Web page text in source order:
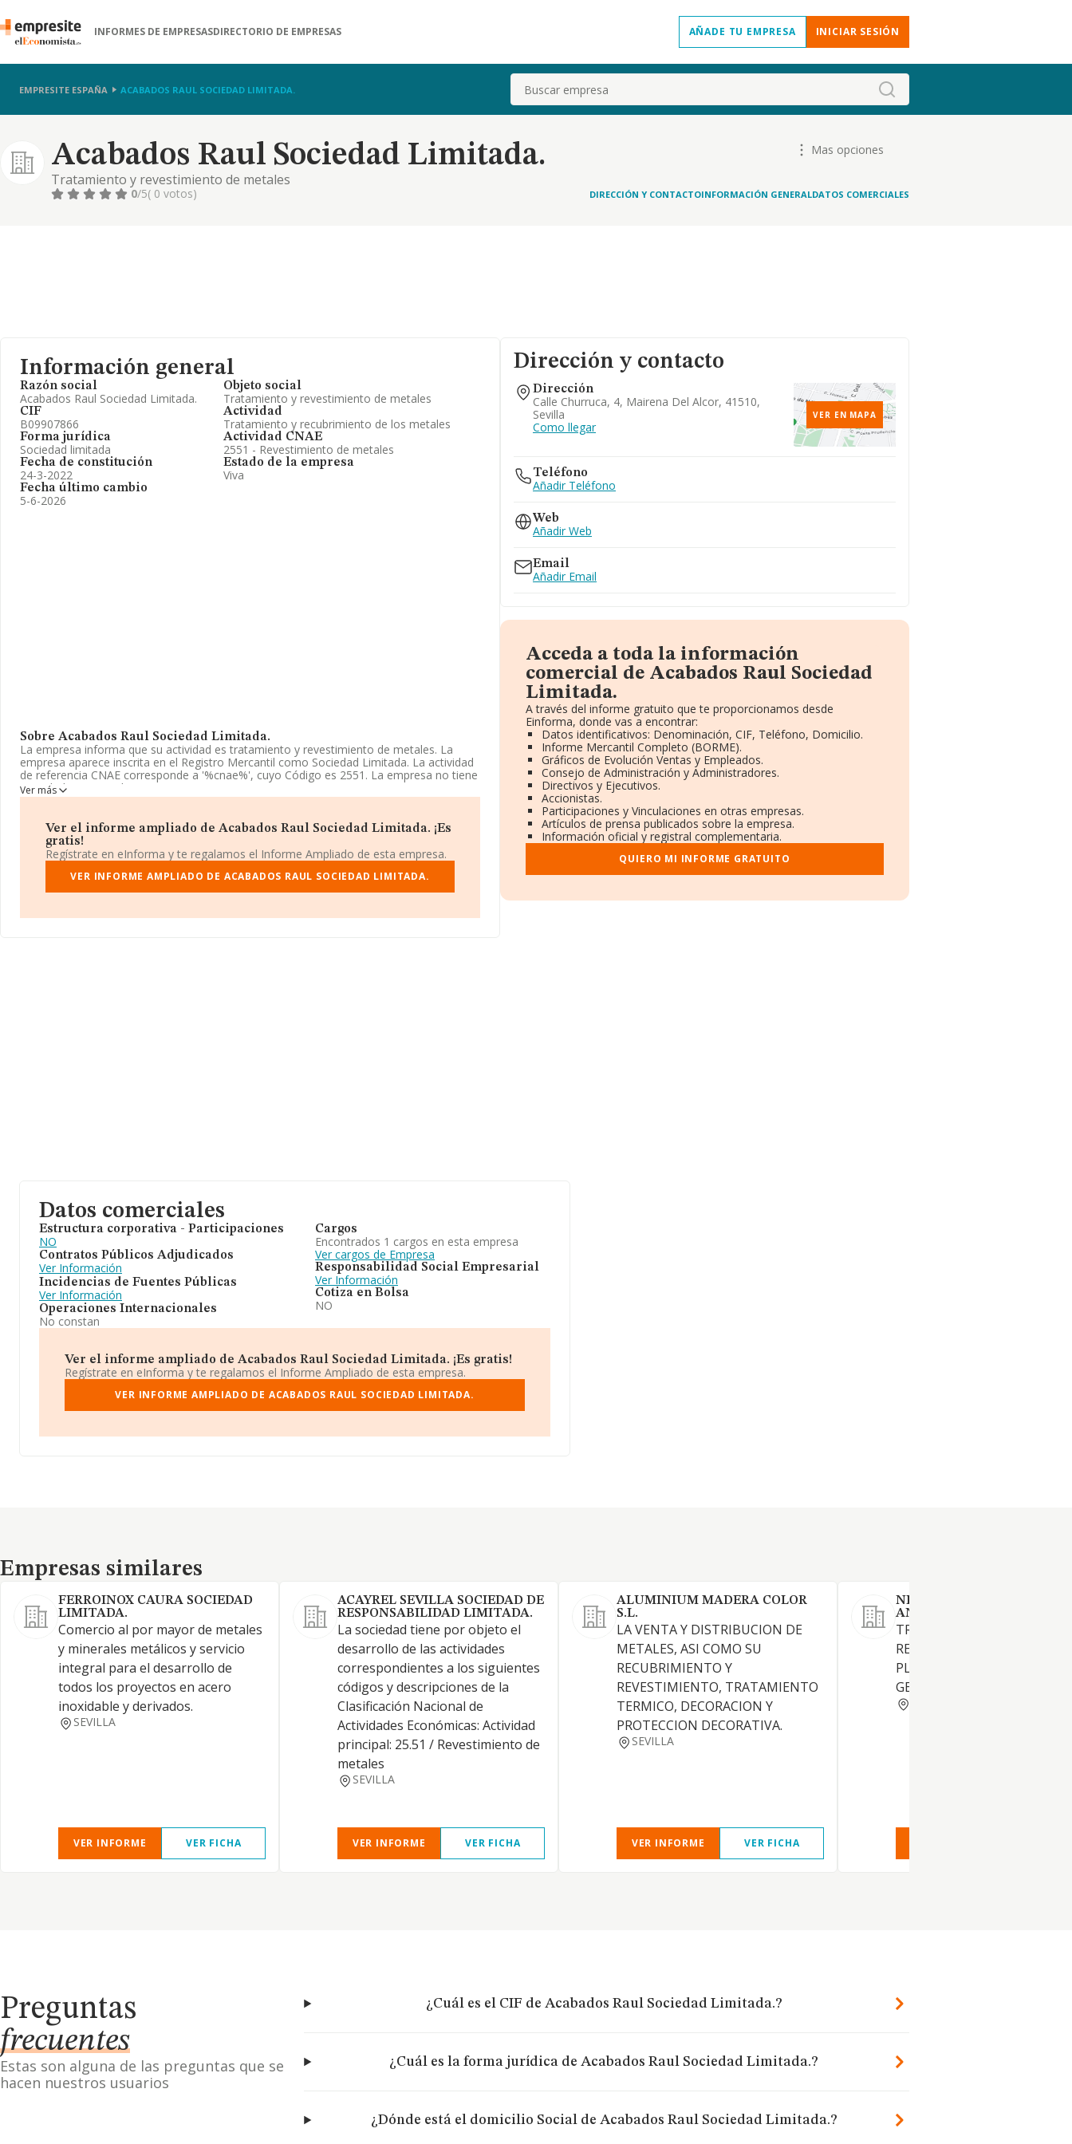
INFORMES DE EMPRESASDIRECTORIO DE EMPRESAS AÑADE TU EMPRESA INICIAR SESIÓN
EMPRESITE ESPAÑA ACABADOS RAUL SOCIEDAD LIMITADA. Buscar
Acabados Raul Sociedad Limitada.
Tratamiento y revestimiento de metales
Mas opciones
0/5( 0 votos) DIRECCIÓN Y CONTACTOINFORMACIÓN GENERALDATOS COMERCIALES
Información general
Razón social
Acabados Raul Sociedad Limitada.
CIF
B09907866
Forma jurídica
Sociedad limitada
Fecha de constitución
24-3-2022
Fecha último cambio
5-6-2026
Objeto social
Tratamiento y revestimiento de metales
Actividad
Tratamiento y recubrimiento de los metales
Actividad CNAE
2551 - Revestimiento de metales
Estado de la empresa
Viva
Sobre Acabados Raul Sociedad Limitada.
La empresa informa que su actividad es tratamiento y revestimiento de metales. La
empresa aparece inscrita en el Registro Mercantil como Sociedad Limitada. La actividad
de referencia CNAE corresponde a '%cnae%', cuyo Código es 2551. La empresa no tiene
actividad en mercados exteriores.
Calle Churruca núm. 4, (41510), en el municipio de Mairena Del Alcor, en Sevilla,
Andalucía.
Con los datos a disposición de INFORMA sobre 2.414 empresas pertenecientes al
sector, la facturación en el ámbito nacional alcanza los 2.700 millones de euros y la
media de facturación de ventas entre todas las compañías alcanza los 1 millón de euros.
INFORMA aparecen 53 empresas, con ventas de 33 millones de euros. Para aportar
Ver más
Ver el informe ampliado de Acabados Raul Sociedad Limitada. ¡Es
gratis!
Regístrate en eInforma y te regalamos el Informe Ampliado de esta empresa.
VER INFORME AMPLIADO DE ACABADOS RAUL SOCIEDAD LIMITADA.
Dirección y contacto
Dirección
Calle Churruca, 4, Mairena Del Alcor, 41510,
Sevilla
Como llegar
VER EN MAPA
Teléfono
Añadir Teléfono
Web
Añadir Web
Email
Añadir Email
Acceda a toda la información
comercial de Acabados Raul Sociedad
Limitada.
A través del informe gratuito que te proporcionamos desde
Einforma, donde vas a encontrar:
Datos identificativos: Denominación, CIF, Teléfono, Domicilio.
Informe Mercantil Completo (BORME).
Gráficos de Evolución Ventas y Empleados.
Consejo de Administración y Administradores.
Directivos y Ejecutivos.
Accionistas.
Participaciones y Vinculaciones en otras empresas.
Artículos de prensa publicados sobre la empresa.
Información oficial y registral complementaria.
QUIERO MI INFORME GRATUITO
Datos comerciales
Estructura corporativa - Participaciones
NO
Contratos Públicos Adjudicados
Ver Información
Incidencias de Fuentes Públicas
Ver Información
Operaciones Internacionales
No constan
Cargos
Encontrados 1 cargos en esta empresa
Ver cargos de Empresa
Responsabilidad Social Empresarial
Ver Información
Cotiza en Bolsa
NO
Ver el informe ampliado de Acabados Raul Sociedad Limitada. ¡Es gratis!
Regístrate en eInforma y te regalamos el Informe Ampliado de esta empresa.
VER INFORME AMPLIADO DE ACABADOS RAUL SOCIEDAD LIMITADA.
Empresas similares
Empresas similares
FERROINOX CAURA SOCIEDAD
LIMITADA.
Comercio al por mayor de metales
y minerales metálicos y servicio
integral para el desarrollo de
todos los proyectos en acero
inoxidable y derivados.
SEVILLA
VER INFORME VER FICHA
ACAYREL SEVILLA SOCIEDAD DE
RESPONSABILIDAD LIMITADA.
La sociedad tiene por objeto el
desarrollo de las actividades
correspondientes a los siguientes
códigos y descripciones de la
Clasificación Nacional de
Actividades Económicas: Actividad
principal: 25.51 / Revestimiento de
metales
SEVILLA
VER INFORME VER FICHA
ALUMINIUM MADERA COLOR
S.L.
LA VENTA Y DISTRIBUCION DE
METALES, ASI COMO SU
RECUBRIMIENTO Y
REVESTIMIENTO, TRATAMIENTO
TERMICO, DECORACION Y
PROTECCION DECORATIVA.
SEVILLA
VER INFORME VER FICHA
NIQUELADOS Y
ANDALUCES SL
TRATAMIENTO,
RECUBRIMIENTO,
PLATEADOS DE METALES EN
GENERAL.
Preguntas
frecuentes
Estas son alguna de las preguntas que se
hacen nuestros usuarios
¿Cuál es el CIF de Acabados Raul Sociedad Limitada.?
¿Cuál es la forma jurídica de Acabados Raul Sociedad Limitada.?
¿Dónde está el domicilio Social de Acabados Raul Sociedad Limitada.?